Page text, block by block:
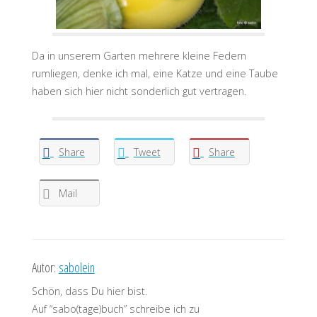
Da in unserem Garten mehrere kleine Federn
rumliegen, denke ich mal, eine Katze und eine Taube
haben sich hier nicht sonderlich gut vertragen.
Share Tweet Share
Mail
Autor: sabolein
Schön, dass Du hier bist.
Auf “sabo(tage)buch” schreibe ich zu